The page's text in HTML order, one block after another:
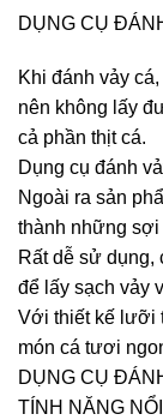
DỤNG CỤ
Khi đánh vảy
nên không lấy
cả phần thịt cá.
Dụng cụ đánh
Ngoài ra sản
thành những
Rất dễ sử
để lấy sạch vảy
Với thiết kế lưỡi
món cá tươi
DỤNG CỤ
TÍNH NĂNG